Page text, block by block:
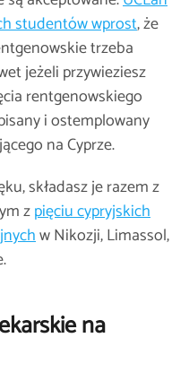
studentów wprost, że
trzeba
jeżeli przywieziesz
rentgenowskiego
i ostemplowany
na Cyprze.
składasz je razem z
zpięciu cypryjskich
w Nikozji, Limassol,
na